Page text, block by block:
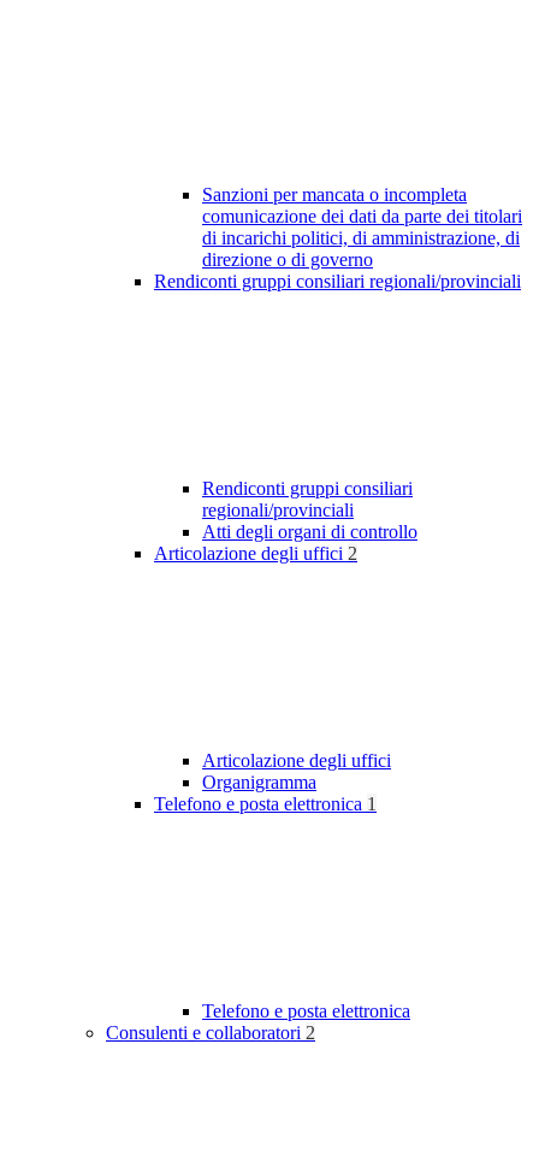
Sanzioni per mancata o incompleta
comunicazione dei dati da parte dei titolari
di incarichi politici, di amministrazione, di
direzione o di governo
Rendiconti gruppi consiliari regionali/provinciali
Rendiconti gruppi consiliari
regionali/provinciali
Atti degli organi di controllo
Articolazione degli uffici 2
Articolazione degli uffici
Organigramma
Telefono e posta elettronica 1
Telefono e posta elettronica
Consulenti e collaboratori 2